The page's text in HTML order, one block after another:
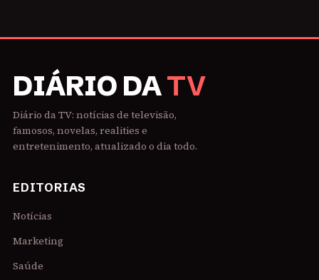
DIÁRIO DATV
Diário da TV: notícias de televisão,
famosos, novelas, realities e
entretenimento, atualizado o dia todo.
EDITORIAS
Notícias
Marketing
Saúde